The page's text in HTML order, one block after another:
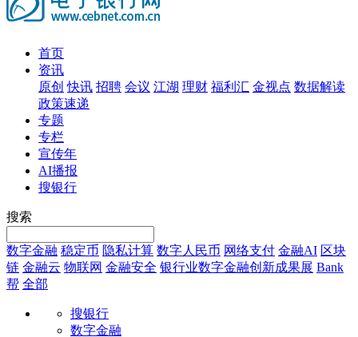
首页
资讯
原创 快讯 招聘 会议 江湖 理财 福利汇 金视点 数据解读
政策速递
专题
专栏
宣传年
AI播报
搜银行
搜索
数字金融 稳定币 隐私计算 数字人民币 网络支付 金融AI 区块
链 金融云 物联网 金融安全 银行业数字金融创新成果展 Bank
帮 全部
搜银行
数字金融